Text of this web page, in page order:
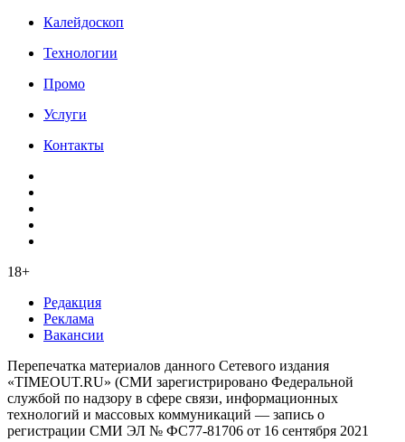
Калейдоскоп
Технологии
Промо
Услуги
Контакты
18+
Редакция
Реклама
Вакансии
Перепечатка материалов данного Сетевого издания
«TIMEOUT.RU» (СМИ зарегистрировано Федеральной
службой по надзору в сфере связи, информационных
технологий и массовых коммуникаций — запись о
регистрации СМИ ЭЛ № ФС77-81706 от 16 сентября 2021